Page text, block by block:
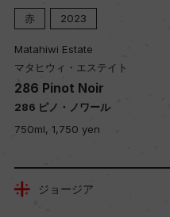
赤 2023
Matahiwi Estate
マタヒウィ・エステイト
286 Pinot Noir
286 ピノ・ノワール
750ml, 1,750 yen
ジョージア